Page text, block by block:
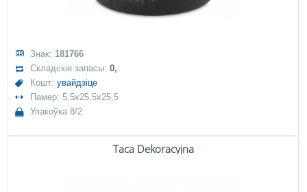
Знак: 181766
Складскія запасы:0,
Кошт:увайдзіце
Памер: 5,5x25,5x25,5
Упакоўка 8/2
Taca Dekoracyjna